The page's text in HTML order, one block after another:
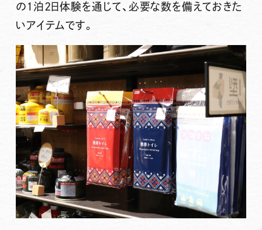
の1泊2日体験を通じて、必要な数を備えておきた
いアイテムです。